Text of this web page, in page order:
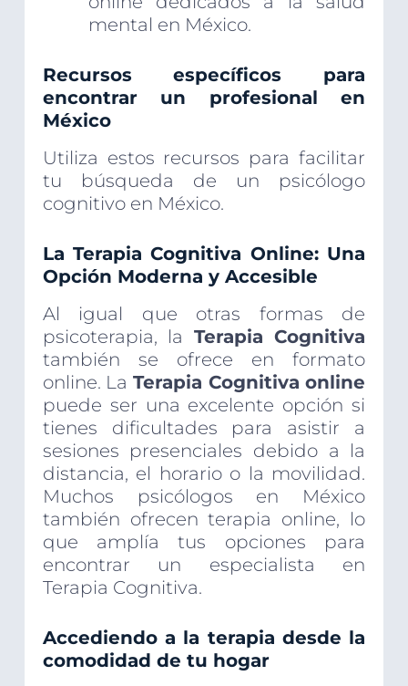
mental en México.
Recursos específicos para
encontrar un profesional en
México
Utiliza estos recursos para facilitar
tu búsqueda de un psicólogo
cognitivo en México.
La Terapia Cognitiva Online: Una
Opción Moderna y Accesible
Al igual que otras formas de
psicoterapia, la Terapia Cognitiva
también se ofrece en formato
online. La Terapia Cognitiva online
puede ser una excelente opción si
tienes dificultades para asistir a
sesiones presenciales debido a la
distancia, el horario o la movilidad.
Muchos psicólogos en México
también ofrecen terapia online, lo
que amplía tus opciones para
encontrar un especialista en
Terapia Cognitiva.
Accediendo a la terapia desde la
comodidad de tu hogar